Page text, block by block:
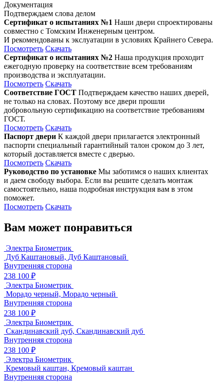
Документация
Подтверждаем слова делом
Сертификат о испытаниях №1 Наши двери спроектированы
совместно с Томским Инженерным центром.
И рекомендованы к экслуатации в условиях Крайнего Севера.
Посмотреть Скачать
Сертификат о испытаниях №2 Наша продукция проходит
ежегодную проверку на соответствие всем требованиям
производства и эксплуатации.
Посмотреть Скачать
Соответствие ГОСТ Подтверждаем качество наших дверей,
не только на словах. Поэтому все двери прошли
добровольную сертификацию на соответствие требованиям
ГОСТ.
Посмотреть Скачать
Паспорт двери К каждой двери прилагается электронный
паспорти специальный гарантийный талон сроком до 3 лет,
который доставляется вместе с дверью.
Посмотреть Скачать
Руководство по установке Мы заботимся о наших клиентах
и даем свободу выбора. Если вы решите сделать монтаж
самостоятельно, наша подробная инструкция вам в этом
поможет.
Посмотреть Скачать
Вам может понравиться
Электра Биометрик
Дуб Каштановый, Дуб Каштановый
Внутренняя сторона
238 100 ₽
Электра Биометрик
Морадо черный, Морадо черный
Внутренняя сторона
238 100 ₽
Электра Биометрик
Скандинавский дуб, Скандинавский дуб
Внутренняя сторона
238 100 ₽
Электра Биометрик
Кремовый каштан, Кремовый каштан
Внутренняя сторона